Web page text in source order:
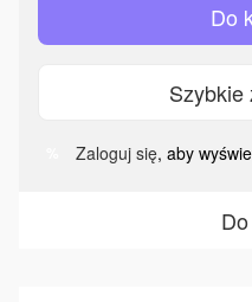
Do
Szybkie
Zaloguj się, aby